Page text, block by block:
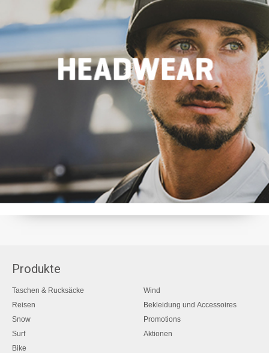
Produkte
Taschen & Rucksäcke
Reisen
Snow
Surf
Bike
Wind
Bekleidung und Accessoires
Promotions
Aktionen